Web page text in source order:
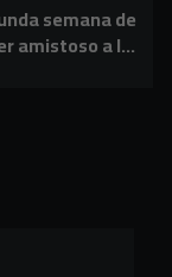
semana de
amistoso a la